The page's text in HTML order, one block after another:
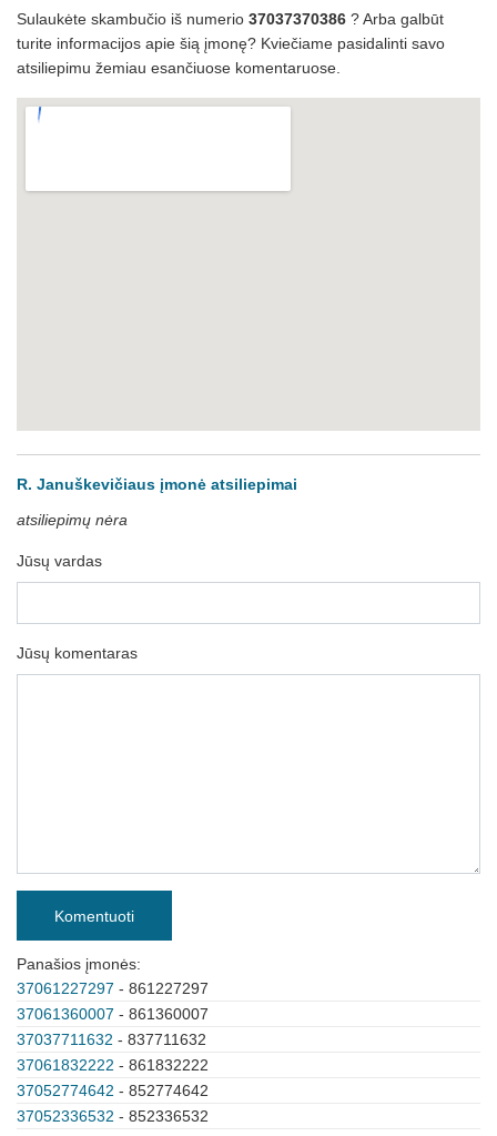
Sulaukėte skambučio iš numerio 37037370386 ? Arba galbūt
turite informacijos apie šią įmonę? Kviečiame pasidalinti savo
atsiliepimu žemiau esančiuose komentaruose.
R. Januškevičiaus įmonė atsiliepimai
atsiliepimų nėra
Jūsų vardas
Jūsų komentaras
Komentuoti
Panašios įmonės:
37061227297 - 861227297
37061360007 - 861360007
37037711632 - 837711632
37061832222 - 861832222
37052774642 - 852774642
37052336532 - 852336532